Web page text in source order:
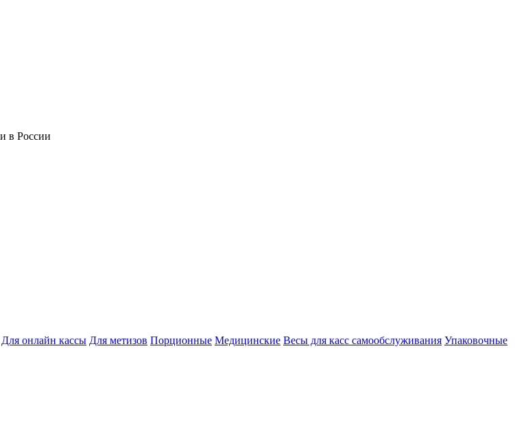
в России
Для онлайн кассы Для метизов Порционные Медицинские Весы для касс самообслуживания Упаковочные